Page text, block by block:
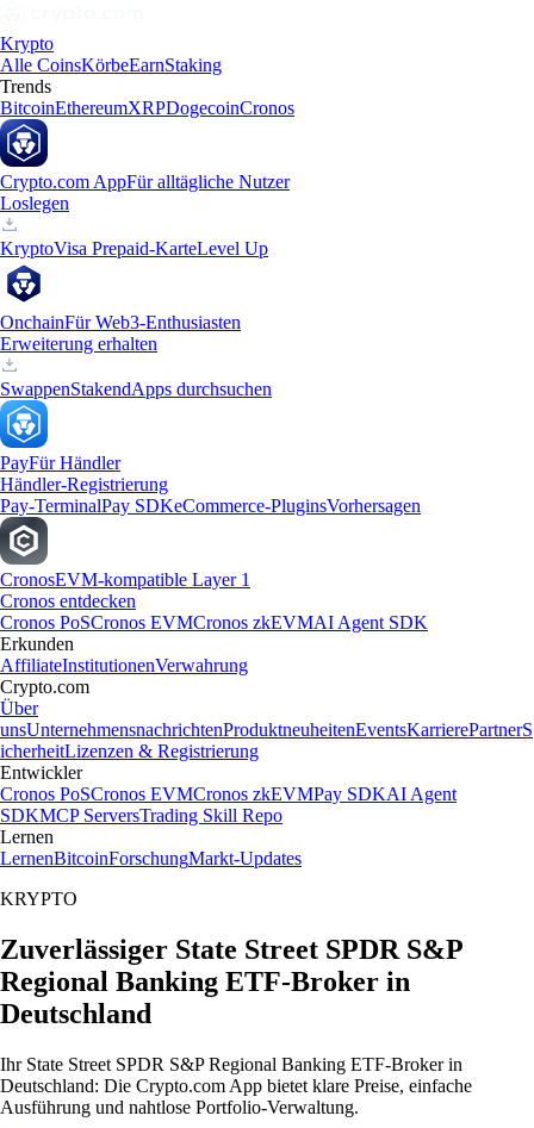
Krypto
Alle CoinsKörbeEarnStaking
Trends
BitcoinEthereumXRPDogecoinCronos
Crypto.com AppFür alltägliche Nutzer
Loslegen
KryptoVisa Prepaid-KarteLevel Up
OnchainFür Web3-Enthusiasten
Erweiterung erhalten
SwappenStakendApps durchsuchen
PayFür Händler
Händler-Registrierung
Pay-TerminalPay SDKeCommerce-PluginsVorhersagen
CronosEVM-kompatible Layer 1
Cronos entdecken
Cronos PoSCronos EVMCronos zkEVMAI Agent SDK
Erkunden
AffiliateInstitutionenVerwahrung
Crypto.com
Über
unsUnternehmensnachrichtenProduktneuheitenEventsKarrierePartnerS
icherheitLizenzen & Registrierung
Entwickler
Cronos PoSCronos EVMCronos zkEVMPay SDKAI Agent
SDKMCP ServersTrading Skill Repo
Lernen
LernenBitcoinForschungMarkt-Updates
KRYPTO
Zuverlässiger State Street SPDR S&P
Regional Banking ETF-Broker in
Deutschland
Ihr State Street SPDR S&P Regional Banking ETF-Broker in
Deutschland: Die Crypto.com App bietet klare Preise, einfache
Ausführung und nahtlose Portfolio-Verwaltung.